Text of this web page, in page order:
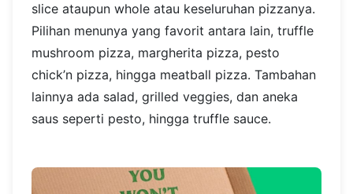
slice ataupun whole atau keseluruhan pizzanya.
Pilihan menunya yang favorit antara lain, truffle
mushroom pizza, margherita pizza, pesto
chick’n pizza, hingga meatball pizza. Tambahan
lainnya ada salad, grilled veggies, dan aneka
saus seperti pesto, hingga truffle sauce.